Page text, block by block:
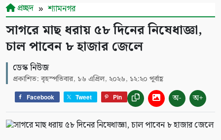
প্রচ্ছদ শ্যামনগর
সাগরে মাছ ধরায় ৫৮ দিনের নিষেধাজ্ঞা,
চাল পাবেন ৮ হাজার জেলে
ডেস্ক নিউজ
প্রকাশিত: বৃহস্পতিবার, ১৬ এপ্রিল, ২০২৬, ১২:২০ পূর্বাহ্ণ
Facebook Tweet Pin অ- অ+